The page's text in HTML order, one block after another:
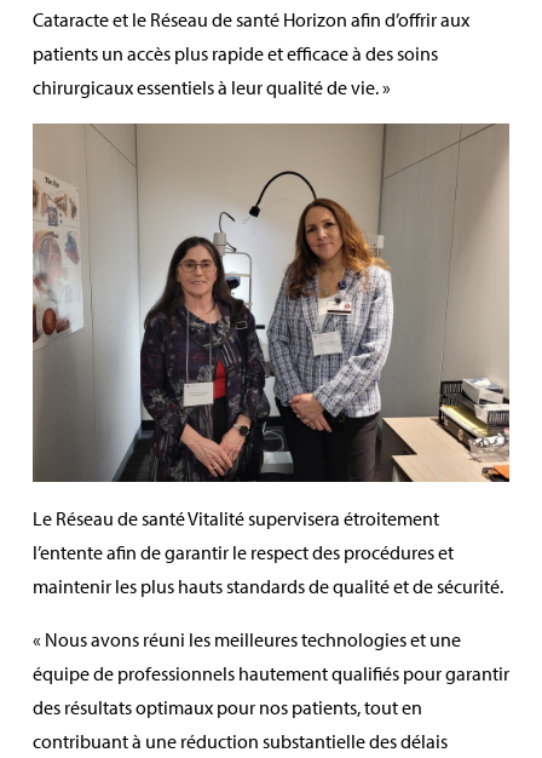
Cataracte et le Réseau de santé Horizon afin d’offrir aux
patients un accès plus rapide et efficace à des soins
chirurgicaux essentiels à leur qualité de vie. »
Le Réseau de santé Vitalité supervisera étroitement
l’entente afin de garantir le respect des procédures et
maintenir les plus hauts standards de qualité et de sécurité.
« Nous avons réuni les meilleures technologies et une
équipe de professionnels hautement qualifiés pour garantir
des résultats optimaux pour nos patients, tout en
contribuant à une réduction substantielle des délais